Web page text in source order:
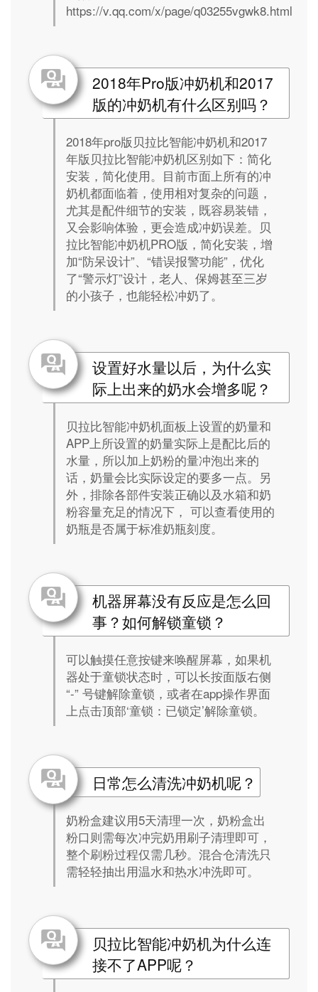
https://v.qq.com/x/page/q03255vgwk8.html
2018年Pro版冲奶机和2017
版的冲奶机有什么区别吗？
2018年pro版贝拉比智能冲奶机和2017
年版贝拉比智能冲奶机区别如下：简化
安装，简化使用。目前市面上所有的冲
奶机都面临着，使用相对复杂的问题，
尤其是配件细节的安装，既容易装错，
又会影响体验，更会造成冲奶误差。贝
拉比智能冲奶机PRO版，简化安装，增
加“防呆设计”、“错误报警功能”，优化
了“警示灯”设计，老人、保姆甚至三岁
的小孩子，也能轻松冲奶了。
设置好水量以后，为什么实
际上出来的奶水会增多呢？
贝拉比智能冲奶机面板上设置的奶量和
APP上所设置的奶量实际上是配比后的
水量，所以加上奶粉的量冲泡出来的
话，奶量会比实际设定的要多一点。另
外，排除各部件安装正确以及水箱和奶
粉容量充足的情况下， 可以查看使用的
奶瓶是否属于标准奶瓶刻度。
机器屏幕没有反应是怎么回
事？如何解锁童锁？
可以触摸任意按键来唤醒屏幕，如果机
器处于童锁状态时，可以长按面版右侧
“-” 号键解除童锁，或者在app操作界面
上点击顶部‘童锁：已锁定’解除童锁。
日常怎么清洗冲奶机呢？
奶粉盒建议用5天清理一次，奶粉盒出
粉口则需每次冲完奶用刷子清理即可，
整个刷粉过程仅需几秒。混合仓清洗只
需轻轻抽出用温水和热水冲洗即可。
贝拉比智能冲奶机为什么连
接不了APP呢？